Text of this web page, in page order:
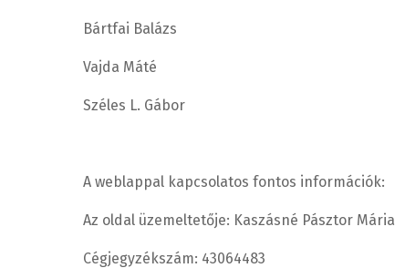
Bártfai Balázs
Vajda Máté
Széles L. Gábor
A weblappal kapcsolatos fontos információk:
Az oldal üzemeltetője: Kaszásné Pásztor Mária
Cégjegyzékszám: 43064483